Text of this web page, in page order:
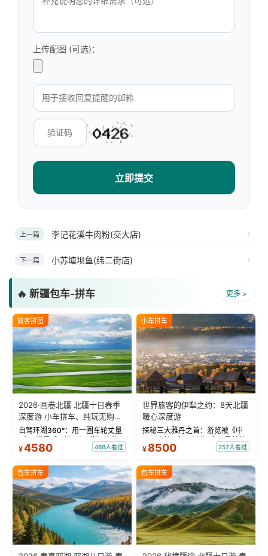
上传配图 (可选)：
立即提交
上一篇 李记花溪牛肉粉(交大店)
下一篇 小苏塘坝鱼(纬二街店)
🔥 新疆包车-拼车 更多 >
散客拼团
2026·画卷北疆 北疆十日春季
深度游 小车拼车、纯玩无购
物！
自驾环湖360°：用一圈车轮丈量
“大西洋最后一滴眼泪”的极致蔚
蓝。 赛湖旅拍：甄选多款风格服
绝美瞬间。 赛湖坦克300跟车视
频：专业摄影师...
¥4580 468人看过
小车拼车
世界旅客的伊犁之约：8天北疆
暖心深度游
探秘三大雅丹之首：游览被《中
国国家地理》评选为“中国最美的
三大雅丹”第一名的克拉玛依魔鬼
瓦人最大村落——禾木村，欣赏
晨雾与小木...
¥ 8500 257人看过
包车拼车 包车拼车